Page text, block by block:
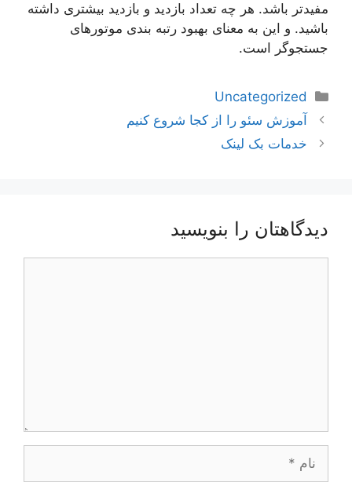
مفیدتر باشد. هر چه تعداد بازدید و بازدید بیشتری داشته
باشید. و این به معنای بهبود رتبه بندی موتورهای
جستجوگر است.
دسته‌ها
Uncategorized
ناوبری
نوشته‌ها
آموزش سئو را از کجا شروع کنیم
خدمات بک لینک
دیدگاهتان را بنویسید